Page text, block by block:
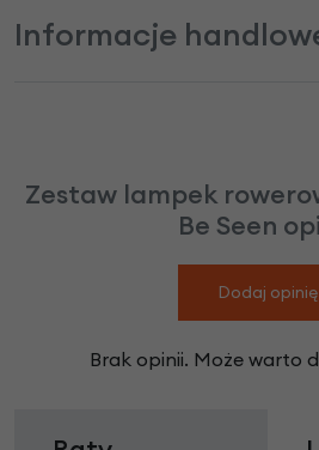
Informacje
Zestaw lampek
Be Seen
Dodaj opinię
Brak opinii. Może warto